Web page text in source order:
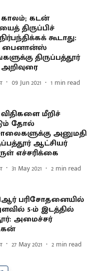
கடன்
திருப்பிச்
கூடாது:
பைனான்ஸ்
திருப்பத்தூர்
09 Jun 2021 1 min read
மீறிச்
தோல்
அனுமதி
ஆட்சியர்
எச்சரிக்கை
31 May 2021 2 min read
பரிசோதனையில்
5-ம் இடத்தில்
அமைச்சர்
27 May 2021 2 min read